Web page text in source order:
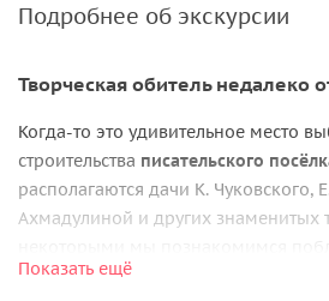
Подробнее об экскурсии
Творческая обитель недалеко
Когда-то это удивительное место
строительства писательского
располагаются дачи К. Чуковского,
Ахмадулиной и других знаменитых
Пастернака и Окуджавы
Показать ещё